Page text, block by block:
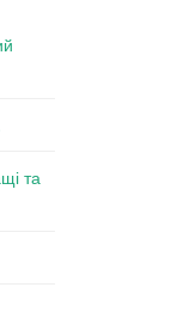
та